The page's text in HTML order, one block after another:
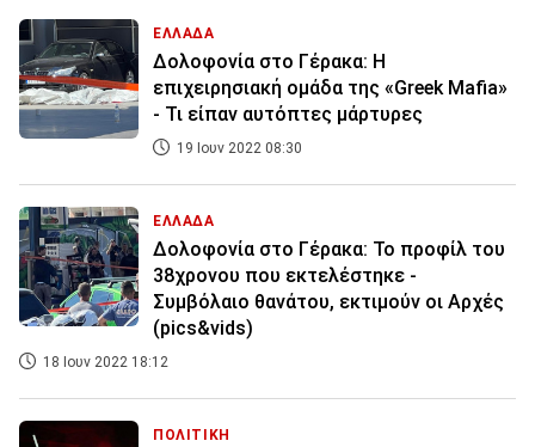
ΕΛΛΑΔΑ
Δολοφονία στο Γέρακα: Η
επιχειρησιακή ομάδα της «Greek Mafia»
- Τι είπαν αυτόπτες μάρτυρες
19 Ιουν 2022 08:30
ΕΛΛΑΔΑ
Δολοφονία στο Γέρακα: Το προφίλ του
38χρονου που εκτελέστηκε -
Συμβόλαιο θανάτου, εκτιμούν οι Αρχές
(pics&vids)
18 Ιουν 2022 18:12
ΠΟΛΙΤΙΚΗ